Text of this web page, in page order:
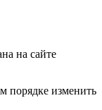
на сайте
порядке изменить